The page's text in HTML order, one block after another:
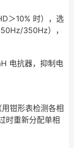
＞10% 时），选
350Hz），
电抗器，抑制电
钳形表检测各相
时重新分配单相